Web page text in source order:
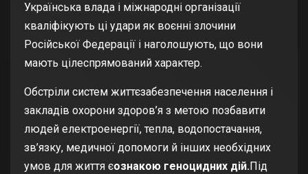
Українська влада і міжнародні організації
кваліфікують ці удари як воєнні злочини
Російської Федерації і наголошують, що вони
мають цілеспрямований характер.
Обстріли систем життєзабезпечення населення і
закладів охорони здоров’я з метою позбавити
людей електроенергії, тепла, водопостачання,
зв’язку, медичної допомоги й інших необхідних
умов для життя єознакою геноцидних дій.Під